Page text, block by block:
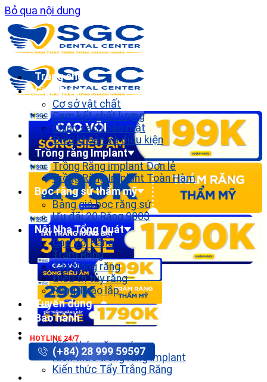
Bỏ qua nội dung
HOTLINE 24/7
(+84) 28 999 59597
Trang chủ
Giới thiệu
Cơ sở vật chất
Cam kết chất lượng
Chính sách bảo mật
Điều khoản và điều kiện
Trồng răng Implant
Trồng Răng implant Đơn lẻ
Trồng Răng Implant Toàn Hàm
Bọc răng sứ thẩm mỹ
Bảng giá bọc răng sứ
Ưu đãi 20 Răng 900$
Nội Nha Tổng Quát
Cạo Vôi Răng
Trám Răng
Tẩy trắng răng
Điều trị tủy răng
Răng Tháo lắp
Tuyển dụng
Bảo hành
Kiến thức răng sứ
Kiến thức trồng răng implant
Kiến thức Tẩy Trắng Răng